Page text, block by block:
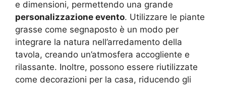
e dimensioni, permettendo una grande
personalizzazione evento. Utilizzare le piante
grasse come segnaposto è un modo per
integrare la natura nell’arredamento della
tavola, creando un’atmosfera accogliente e
rilassante. Inoltre, possono essere riutilizzate
come decorazioni per la casa, riducendo gli